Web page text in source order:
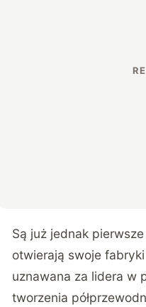
Są już jednak
otwierają swoje
uznawana za lidera w
tworzenia